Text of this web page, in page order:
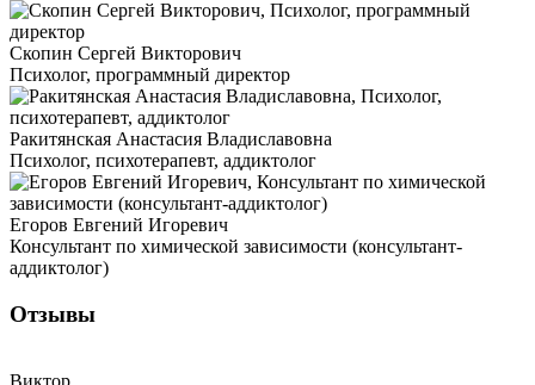
Скопин Сергей Викторович
Психолог, программный директор
Ракитянская Анастасия Владиславовна
Психолог, психотерапевт, аддиктолог
Егоров Евгений Игоревич
Консультант по химической зависимости (консультант-
аддиктолог)
Отзывы